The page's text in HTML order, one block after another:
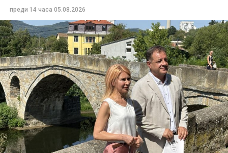
преди 14 часа 05.08.2026